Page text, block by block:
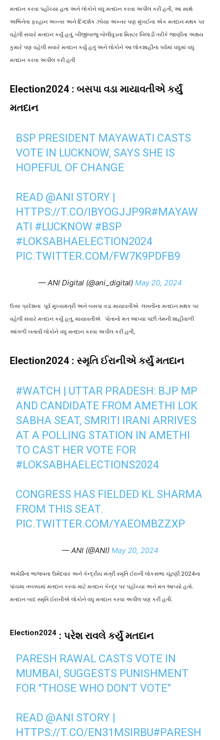
મતદાન કરવા પહોંચ્યા હતા અને લોકોને વધુ મતદાન કરવા અપીલ કરી હતી, આ સાથે
અભિનેતા ફરહાન અખ્તર અને દિગ્દર્શક ઝોયા અખ્તર પણ મુંબઈના એક મતદાન મથક પર
વહેલી સવારે મતદાન કર્યું હતું, બીજીબાજુ બોલીવુડના મિસ્ટર ખિલાડી તરીકે જાણીતા અક્ષય
કુમારે પણ વહેલી સવારે મતદાન કર્યું હતું અને લોકોને આ લોકશાહીના પર્વમાં વધુમાં વધુ
મતદાન કરવા અપીલ કરી હતી
Election2024 : બસપા વડા માયાવતીએ કર્યું
મતદાન
BSP PRESIDENT MAYAWATI CASTS
VOTE IN LUCKNOW, SAYS SHE IS
HOPEFUL OF CHANGE
READ @ANI STORY |
HTTPS://T.CO/IBYOGJJP9R#MAYAW
ATI #LUCKNOW #BSP
#LOKSABHAELECTION2024
PIC.TWITTER.COM/FW7K9PDFB9
— ANI Digital (@ani_digital) May 20, 2024
ઉત્તર પ્રદેશના પૂર્વ મુખ્યમંત્રી અને બસપા વડા માયાવતીએ લખનૌના મતદાન મથક પર
વહેલી સવારે મતદાન કર્યું હતું, માયાવતીએ
પોતાનો મત આપ્યા પછી તેમની શાહીવાળી
આંગળી બતાવી લોકોને વધુ મતદાન કરવા અપીલ કરી હતી,
Election2024 : સ્મૃતિ ઈરાનીએ કર્યું મતદાન
#WATCH | UTTAR PRADESH: BJP MP
AND CANDIDATE FROM AMETHI LOK
SABHA SEAT, SMRITI IRANI ARRIVES
AT A POLLING STATION IN AMETHI
TO CAST HER VOTE FOR
#LOKSABHAELECTIONS2024
CONGRESS HAS FIELDED KL SHARMA
FROM THIS SEAT.
PIC.TWITTER.COM/YAEOMBZZXP
— ANI (@ANI) May 20, 2024
અમેઠીના ભાજપના ઉમેદવાર અને કેન્દ્રીય મંત્રી સ્મૃતિ ઈરાની લોકસભા ચૂંટણી 2024ના
પાંચમા તબક્કામાં મતદાન કરવા માટે મતદાન કેન્દ્ર પર પહોંચ્યા અને મત આપ્યો હતો.
મતદાન બાદ સ્મૃતિ ઈરાનીએ લોકોને વધુ મતદાન કરવા અપીલ પણ કરી હતી.
Election2024 : પરેશ રાવલે કર્યું મતદાન
PARESH RAWAL CASTS VOTE IN
MUMBAI, SUGGESTS PUNISHMENT
FOR "THOSE WHO DON'T VOTE"
READ @ANI STORY |
HTTPS://T.CO/EN31MSIRBU#PARESH